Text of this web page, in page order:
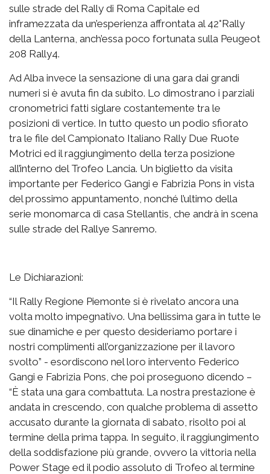
sulle strade del Rally di Roma Capitale ed
inframezzata da un’esperienza affrontata al 42°Rally
della Lanterna, anch’essa poco fortunata sulla Peugeot
208 Rally4.
Ad Alba invece la sensazione di una gara dai grandi
numeri si è avuta fin da subito. Lo dimostrano i parziali
cronometrici fatti siglare costantemente tra le
posizioni di vertice. In tutto questo un podio sfiorato
tra le file del Campionato Italiano Rally Due Ruote
Motrici ed il raggiungimento della terza posizione
all’interno del Trofeo Lancia. Un biglietto da visita
importante per Federico Gangi e Fabrizia Pons in vista
del prossimo appuntamento, nonché l’ultimo della
serie monomarca di casa Stellantis, che andrà in scena
sulle strade del Rallye Sanremo.
Le Dichiarazioni:
“Il Rally Regione Piemonte si è rivelato ancora una
volta molto impegnativo. Una bellissima gara in tutte le
sue dinamiche e per questo desideriamo portare i
nostri complimenti all’organizzazione per il lavoro
svolto” - esordiscono nel loro intervento Federico
Gangi e Fabrizia Pons, che poi proseguono dicendo –
“È stata una gara combattuta. La nostra prestazione è
andata in crescendo, con qualche problema di assetto
accusato durante la giornata di sabato, risolto poi al
termine della prima tappa. In seguito, il raggiungimento
della soddisfazione più grande, ovvero la vittoria nella
Power Stage ed il podio assoluto di Trofeo al termine